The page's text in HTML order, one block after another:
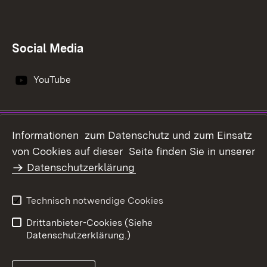
Social Media
YouTube
Impressum
Datenschutz
Erklärung zur
Barrierefreiheit
Benutzungshinweise
Ernährung - Ländlicher
Informationen zum Datenschutz und zum Einsatz
von Cookies auf dieser Seite finden Sie in unserer
Datenschutzerklärung
Technisch notwendige Cookies
Drittanbieter-Cookies (Siehe
Datenschutzerklärung.)